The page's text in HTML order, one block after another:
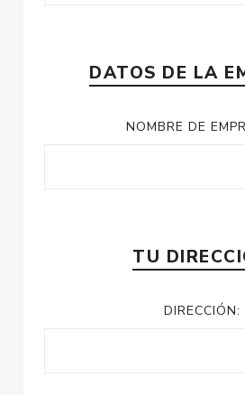
DATOS DE LA
NOMBRE DE
TU
DIRECCIÓN: